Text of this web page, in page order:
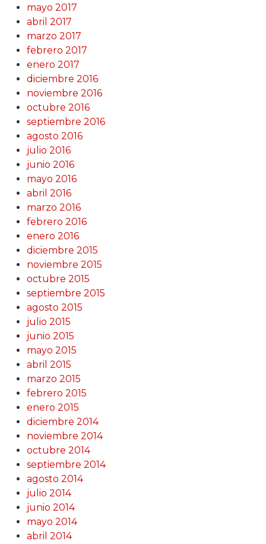
mayo 2017
abril 2017
marzo 2017
febrero 2017
enero 2017
diciembre 2016
noviembre 2016
octubre 2016
septiembre 2016
agosto 2016
julio 2016
junio 2016
mayo 2016
abril 2016
marzo 2016
febrero 2016
enero 2016
diciembre 2015
noviembre 2015
octubre 2015
septiembre 2015
agosto 2015
julio 2015
junio 2015
mayo 2015
abril 2015
marzo 2015
febrero 2015
enero 2015
diciembre 2014
noviembre 2014
octubre 2014
septiembre 2014
agosto 2014
julio 2014
junio 2014
mayo 2014
abril 2014